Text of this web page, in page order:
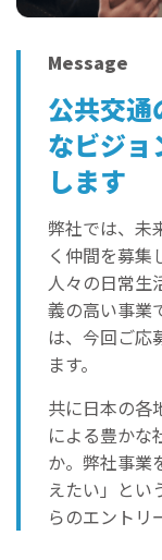
Message
公共交通
なビジョ
します
弊社では、未
く仲間を募集
人々の日常生
義の高い事業
は、今回ご応
ます。
共に日本の各
による豊かな
か。弊社事業
えたい」とい
らのエントリ